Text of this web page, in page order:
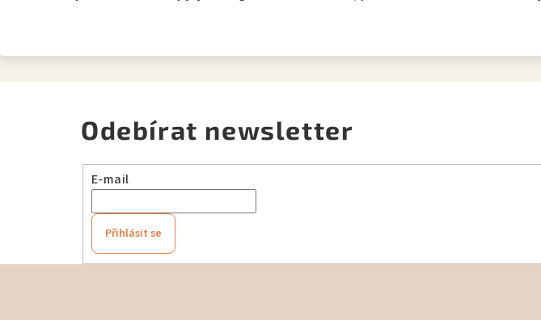
Odebírat newsletter
E-mail
Přihlásit se